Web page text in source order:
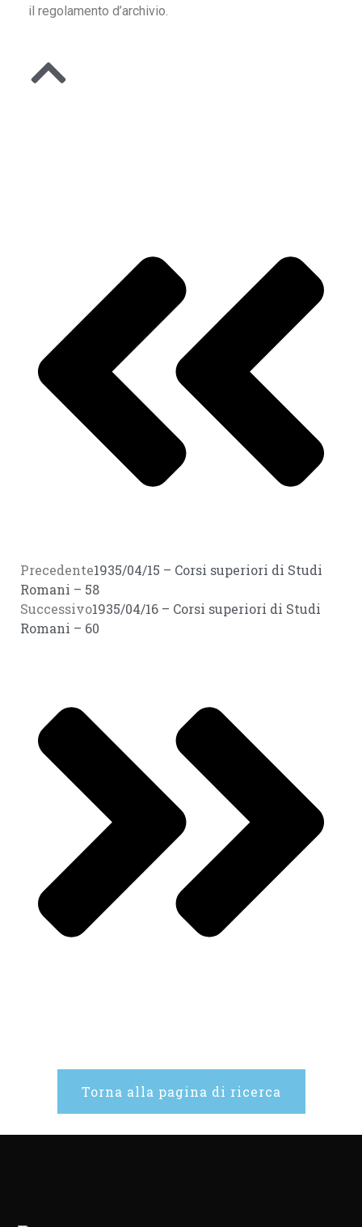
il regolamento d’archivio.
Precedente1935/04/15 – Corsi superiori di Studi
Romani – 58
Successivo1935/04/16 – Corsi superiori di Studi
Romani – 60
Torna alla pagina di ricerca